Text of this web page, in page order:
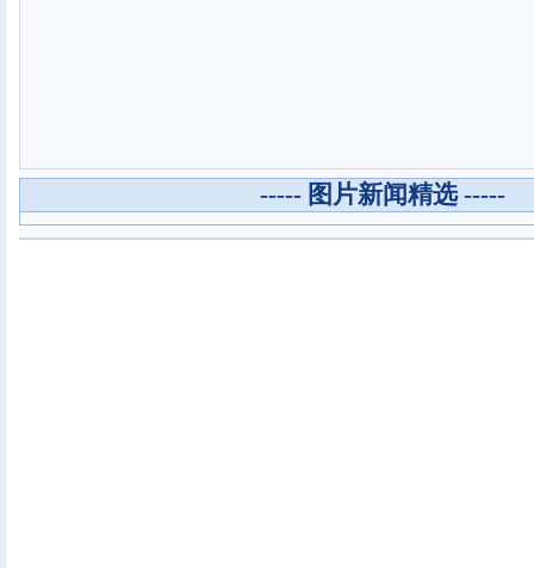
----- 图片新闻精选 -----